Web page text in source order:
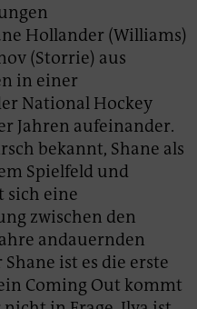
Hollander (Williams)
(Storrie) aus
in einer
National Hockey
Jahren aufeinander.
bekannt, Shane als
Spielfeld und
sich eine
zwischen den
andauernden
ist es die erste
Coming Out kommt